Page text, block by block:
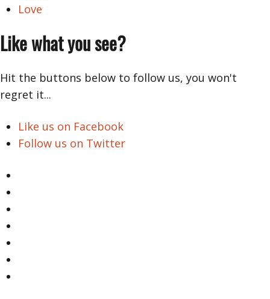
Love
Like what you see?
Hit the buttons below to follow us, you won't
regret it...
Like us on Facebook
Follow us on Twitter